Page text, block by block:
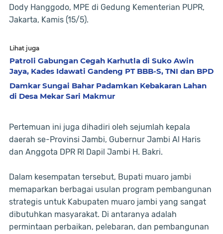
Dody Hanggodo, MPE di Gedung Kementerian PUPR,
Jakarta, Kamis (15/5).
Lihat juga
Patroli Gabungan Cegah Karhutla di Suko Awin
Jaya, Kades Idawati Gandeng PT BBB-S, TNI dan BPD
Damkar Sungai Bahar Padamkan Kebakaran Lahan
di Desa Mekar Sari Makmur
Pertemuan ini juga dihadiri oleh sejumlah kepala
daerah se-Provinsi Jambi, Gubernur Jambi Al Haris
dan Anggota DPR RI Dapil Jambi H. Bakri.
Dalam kesempatan tersebut, Bupati muaro jambi
memaparkan berbagai usulan program pembangunan
strategis untuk Kabupaten muaro jambi yang sangat
dibutuhkan masyarakat. Di antaranya adalah
permintaan perbaikan, pelebaran, dan pembangunan